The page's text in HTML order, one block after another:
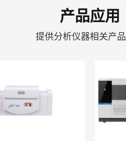
产品应用
提供分析仪器相关产